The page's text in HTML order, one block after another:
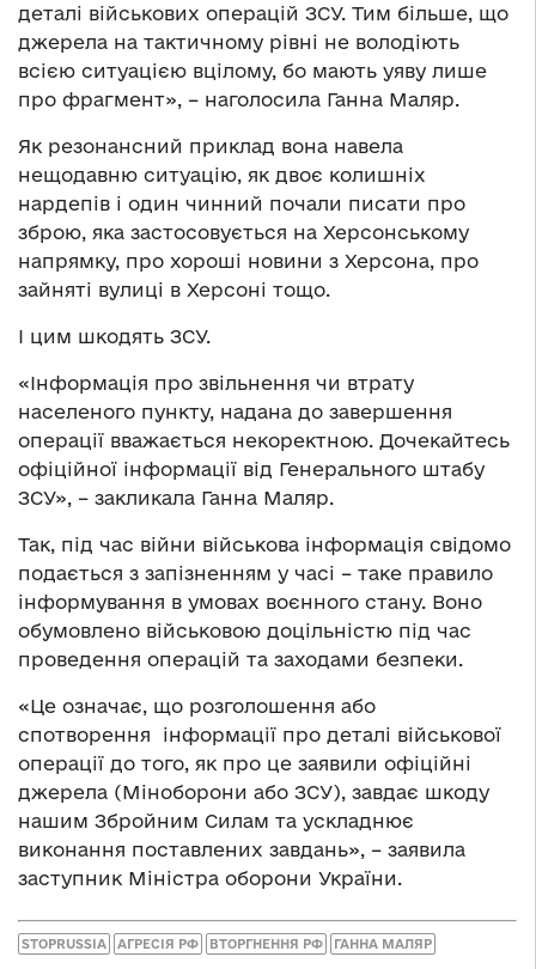
деталі військових операцій ЗСУ. Тим більше, що
джерела на тактичному рівні не володіють
всією ситуацією вцілому, бо мають уяву лише
про фрагмент», – наголосила Ганна Маляр.
Як резонансний приклад вона навела
нещодавню ситуацію, як двоє колишніх
нардепів і один чинний почали писати про
зброю, яка застосовується на Херсонському
напрямку, про хороші новини з Херсона, про
зайняті вулиці в Херсоні тощо.
І цим шкодять ЗСУ.
«Інформація про звільнення чи втрату
населеного пункту, надана до завершення
операції вважається некоректною. Дочекайтесь
офіційної інформації від Генерального штабу
ЗСУ», – закликала Ганна Маляр.
Так, під час війни військова інформація свідомо
подається з запізненням у часі – таке правило
інформування в умовах воєнного стану. Воно
обумовлено військовою доцільністю під час
проведення операцій та заходами безпеки.
«Це означає, що розголошення або
спотворення інформації про деталі військової
операції до того, як про це заявили офіційні
джерела (Міноборони або ЗСУ), завдає шкоду
нашим Збройним Силам та ускладнює
виконання поставлених завдань», – заявила
заступник Міністра оборони України.
STOPRUSSIA АГРЕСІЯ РФ ВТОРГНЕННЯ РФ ГАННА МАЛЯР